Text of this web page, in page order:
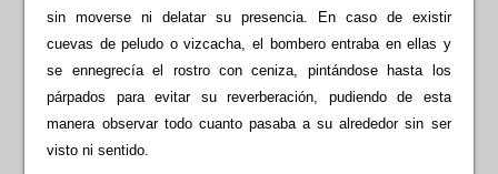
sin moverse ni delatar su presencia. En caso de existir
cuevas de peludo o vizcacha, el bombero entraba en ellas y
se ennegrecía el rostro con ceniza, pintándose hasta los
párpados para evitar su reverberación, pudiendo de esta
manera observar todo cuanto pasaba a su alrededor sin ser
visto ni sentido.